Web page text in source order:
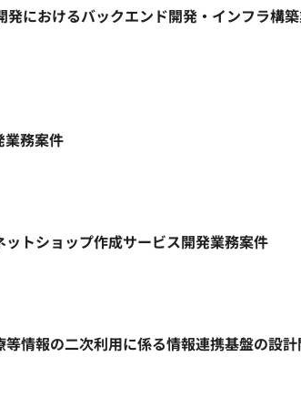
におけるバックエンド開発・インフラ構
業務案件
トショップ作成サービス開発業務案件
情報の二次利用に係る情報連携基盤の設